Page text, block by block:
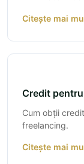
Citește mai
Credit pentru
Cum obții
freelancing.
Citește mai